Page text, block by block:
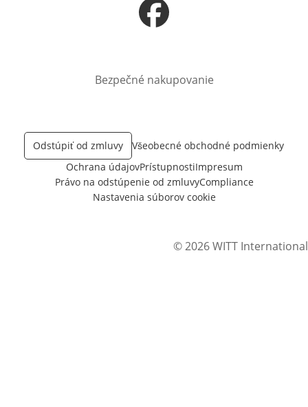
Otvorí sa vnovom okne
Bezpečné nakupovanie
Odstúpiť od zmluvy
Všeobecné obchodné podmienky
Ochrana údajovPrístupnostiImpresum
Právo na odstúpenie od zmluvyCompliance
Nastavenia súborov cookie
© 2026 WITT International